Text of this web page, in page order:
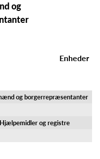
og
Enheder
og borgerrepræsentanter
og registre